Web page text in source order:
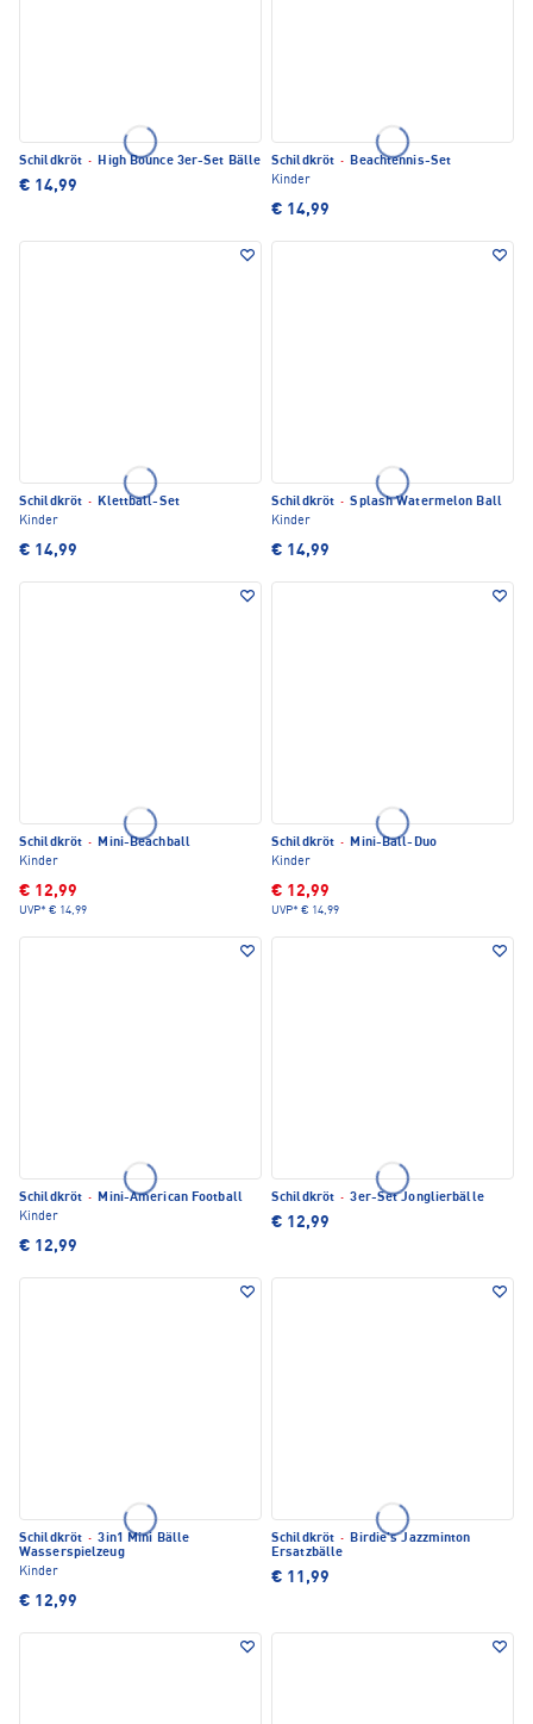
Schildkröt · High Bounce 3er-Set Bälle
€ 14,99
Schildkröt · Beachtennis-Set
Kinder
€ 14,99
Schildkröt · Klettball-Set
Kinder
€ 14,99
Schildkröt · Splash Watermelon Ball
Kinder
€ 14,99
Schildkröt · Mini-Beachball
Kinder
€ 12,99
UVP* € 14,99
Schildkröt · Mini-Ball-Duo
Kinder
€ 12,99
UVP* € 14,99
Schildkröt · Mini-American Football
Kinder
€ 12,99
Schildkröt · 3er-Set Jonglierbälle
€ 12,99
Schildkröt · 3in1 Mini Bälle
Wasserspielzeug
Kinder
€ 12,99
Schildkröt · Birdie's Jazzminton
Ersatzbälle
€ 11,99